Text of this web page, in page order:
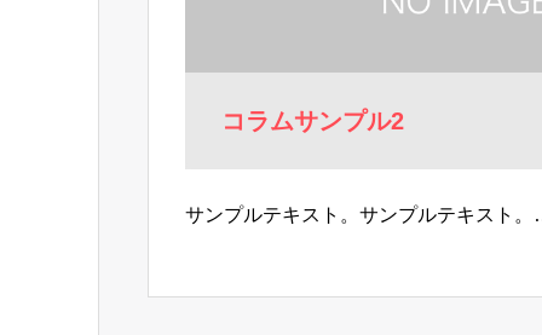
コラムサンプル2
サンプルテキスト。サンプルテキスト